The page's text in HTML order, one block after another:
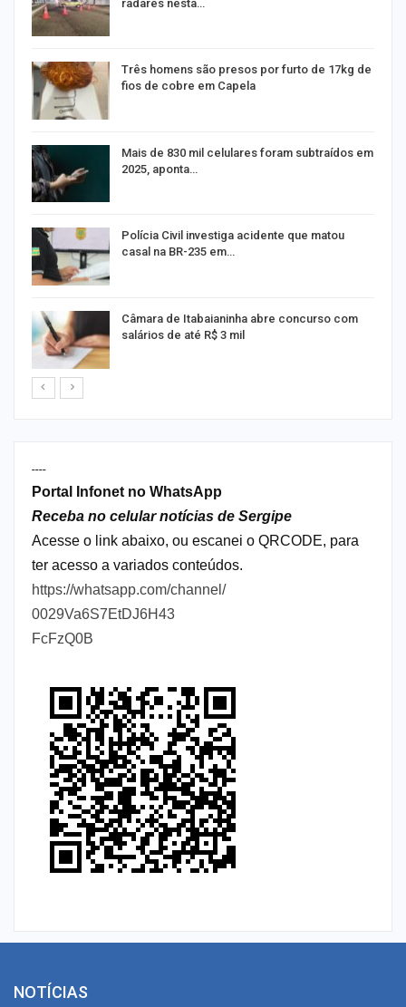
radares nesta…
Três homens são presos por furto de 17kg de
fios de cobre em Capela
Mais de 830 mil celulares foram subtraídos em
2025, aponta…
Polícia Civil investiga acidente que matou
casal na BR-235 em…
Câmara de Itabaianinha abre concurso com
salários de até R$ 3 mil
----
Portal Infonet no WhatsApp
Receba no celular notícias de Sergipe
Acesse o link abaixo, ou escanei o QRCODE, para
ter acesso a variados conteúdos.
https://whatsapp.com/channel/
0029Va6S7EtDJ6H43
FcFzQ0B
NOTÍCIAS